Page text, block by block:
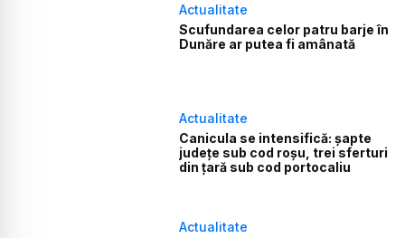
Actualitate
Scufundarea celor patru barje în
Dunăre ar putea fi amânată
Actualitate
Canicula se intensifică: șapte
județe sub cod roșu, trei sferturi
din țară sub cod portocaliu
Actualitate